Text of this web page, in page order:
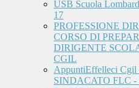
USB Scuola
17
PROFESSIONE
CORSO DI
DIRIGENTE
CGIL
AppuntiEffelleci Cgil
SINDACATO FLC -